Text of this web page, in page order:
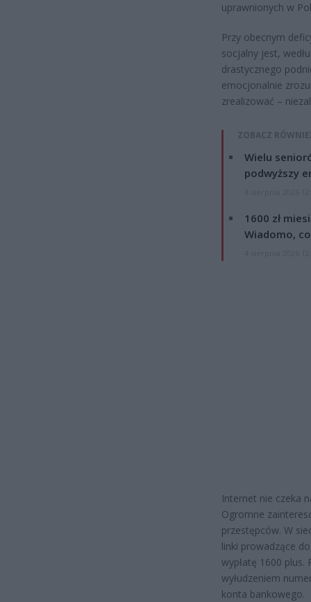
uprawnionych w
Przy obecnym
socjalny jest,
drastycznego
emocjonalnie
zrealizować –
ZOBACZ
Wielu
podwyższy
1600 zł
Wiadomo,
Internet nie czeka
Ogromne
przestępców. W
linki prowadzące
wypłatę 1600
wyłudzeniem
konta bankowego.